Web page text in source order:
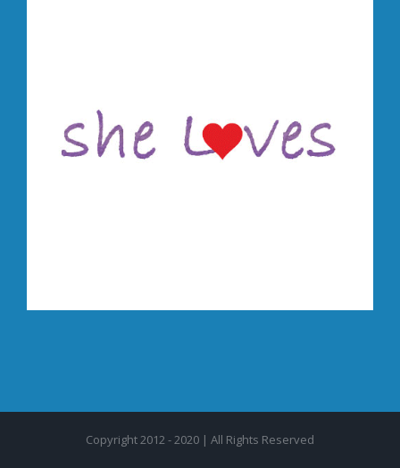
Copyright 2012 - 2020 | All Rights Reserved